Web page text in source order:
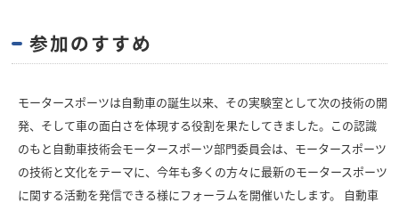
参加のすすめ
モータースポーツは自動車の誕生以来、その実験室として次の技術の開
発、そして車の面白さを体現する役割を果たしてきました。この認識
のもと自動車技術会モータースポーツ部門委員会は、モータースポーツ
の技術と文化をテーマに、今年も多くの方々に最新のモータースポーツ
に関する活動を発信できる様にフォーラムを開催いたします。 自動車